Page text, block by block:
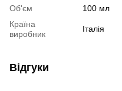
Об'єм
100 мл
Країна
виробник
Італія
Відгуки